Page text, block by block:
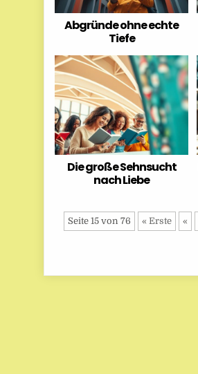
Abgründe ohne echte
Tiefe
Die große Sehnsucht
nach Liebe
Seite 15 von 76 « Erste «